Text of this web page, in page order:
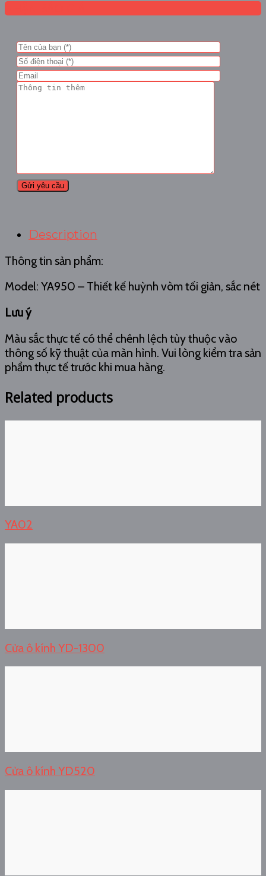
NHẬN BÁO GIÁ
Description
Thông tin sản phẩm:
Model: YA950 – Thiết kế huỳnh vòm tối giản, sắc nét
Lưu ý
Màu sắc thực tế có thể chênh lệch tùy thuộc vào
thông số kỹ thuật của màn hình. Vui lòng kiểm tra sản
phẩm thực tế trước khi mua hàng.
Related products
YA02
Cửa ô kính YD-1300
Cửa ô kính YD520